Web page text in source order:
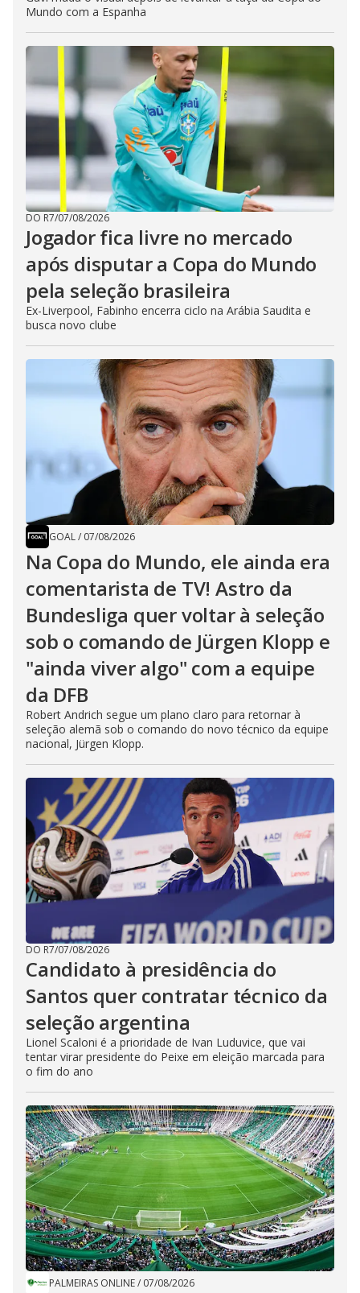
Mundo com a Espanha
DO R7/07/08/2026
Jogador fica livre no mercado
após disputar a Copa do Mundo
pela seleção brasileira
Ex-Liverpool, Fabinho encerra ciclo na Arábia Saudita e
busca novo clube
GOAL/ 07/08/2026
Na Copa do Mundo, ele ainda era
comentarista de TV! Astro da
Bundesliga quer voltar à seleção
sob o comando de Jürgen Klopp e
"ainda viver algo" com a equipe
da DFB
Robert Andrich segue um plano claro para retornar à
seleção alemã sob o comando do novo técnico da equipe
nacional, Jürgen Klopp.
DO R7/07/08/2026
Candidato à presidência do
Santos quer contratar técnico da
seleção argentina
Lionel Scaloni é a prioridade de Ivan Luduvice, que vai
tentar virar presidente do Peixe em eleição marcada para
o fim do ano
PALMEIRAS ONLINE/ 07/08/2026